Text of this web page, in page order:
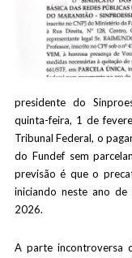
presidente do
quinta-feira, 1 de
Tribunal Federal, o
do Fundef sem
previsão é que o
iniciando neste ano
2026.
A parte incontroversa